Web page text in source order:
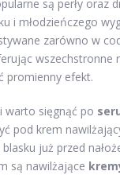
są perły oraz
i młodzieńczego
zarówno w
wszechstronne
promienny efekt.
warto sięgnąć po
pod krem
już przed
są nawilżające